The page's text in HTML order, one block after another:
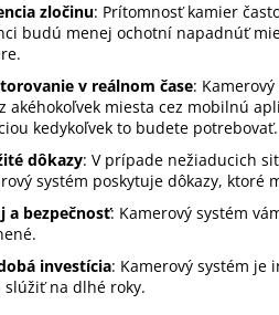
zločinu: Prítomnosť kamier
budú menej ochotní napadnúť
v reálnom čase:
akéhokoľvek miesta cez mobilnú
kedykoľvek to budete potrebovať.
dôkazy: V prípade nežiaducich
systém poskytuje dôkazy,
a bezpečnosť: Kamerový systém
investícia: Kamerový systém je
slúžiť na dlhé roky.